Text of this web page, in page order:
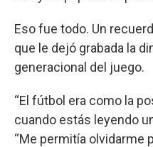
Eso fue todo. Un
que le dejó grabada la
generacional del juego.
“El fútbol era como la
cuando estás leyendo
“Me permitía olvidarme